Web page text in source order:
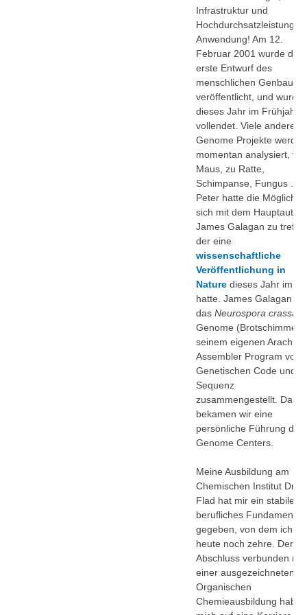
Infrastruktur und
Hochdurchsatzleistung
Anwendung! Am 12.
Februar 2001 wurde der
erste Entwurf des
menschlichen
veröffentlicht, und wurde
dieses Jahr im Frühjahr
vollendet. Viele andere
Genome Projekte werden
momentan analysiert,
Maus, zu Ratte,
Schimpanse, Fungus ...
Peter hatte die
sich mit dem Hauptautor
James Galagan zu
der eine
wissenschaftliche
Veröffentlichung in
Nature dieses Jahr im
hatte. James Galagan
das Neurospora crassa
Genome (Brotschimmel)
seinem eigenen Arachne
Assembler Program vom
Genetischen Code und
Sequenz
zusammengestellt.
bekamen wir eine
persönliche Führung des
Genome Centers.
Meine Ausbildung am
Chemischen Institut Dr.
Flad hat mir ein stabiles
berufliches Fundament
gegeben, von dem ich
heute noch zehre. Der
Abschluss verbunden mit
einer ausgezeichneten
Organischen
Chemieausbildung haben